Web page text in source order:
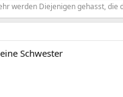
werden Diejenigen gehasst, die
Schwester